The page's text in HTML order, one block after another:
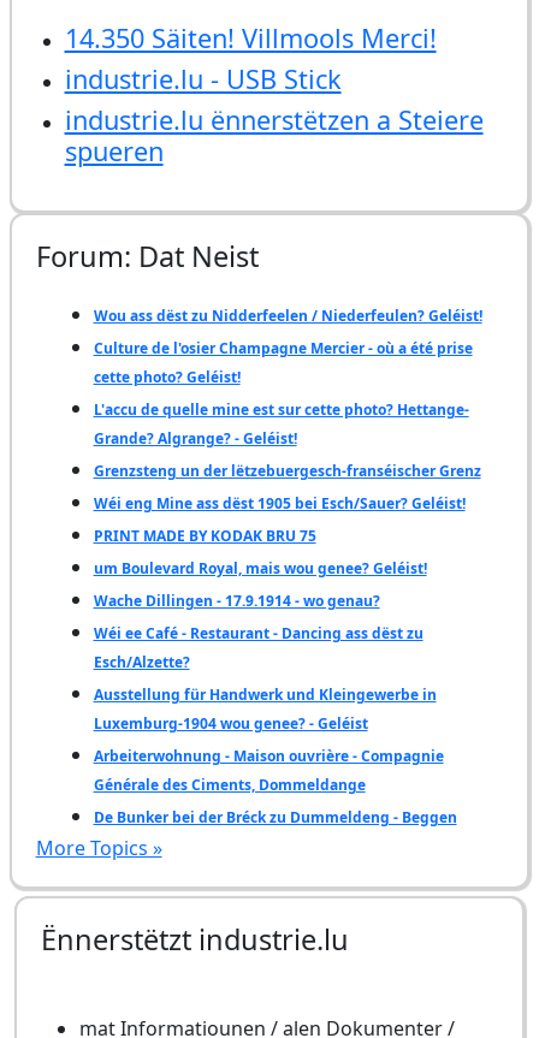
14.350 Säiten! Villmools Merci!
industrie.lu - USB Stick
industrie.lu ënnerstëtzen a Steiere
spueren
Forum: Dat Neist
Wou ass dëst zu Nidderfeelen / Niederfeulen? Geléist!
Culture de l'osier Champagne Mercier - où a été prise
cette photo? Geléist!
L'accu de quelle mine est sur cette photo? Hettange-
Grande? Algrange? - Geléist!
Grenzsteng un der lëtzebuergesch-franséischer Grenz
Wéi eng Mine ass dëst 1905 bei Esch/Sauer? Geléist!
PRINT MADE BY KODAK BRU 75
um Boulevard Royal, mais wou genee? Geléist!
Wache Dillingen - 17.9.1914 - wo genau?
Wéi ee Café - Restaurant - Dancing ass dëst zu
Esch/Alzette?
Ausstellung für Handwerk und Kleingewerbe in
Luxemburg-1904 wou genee? - Geléist
Arbeiterwohnung - Maison ouvrière - Compagnie
Générale des Ciments, Dommeldange
De Bunker bei der Bréck zu Dummeldeng - Beggen
More Topics »
Ënnerstëtzt industrie.lu
mat Informatiounen / alen Dokumenter /